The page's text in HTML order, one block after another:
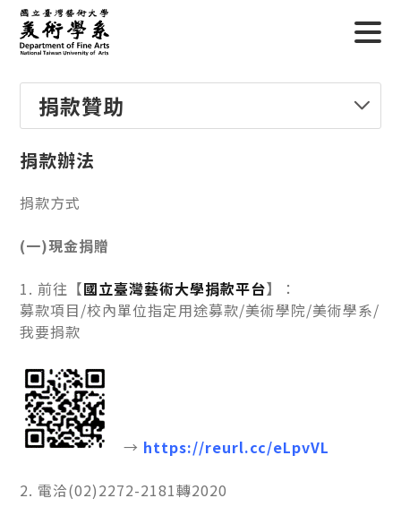
捐款贊助
捐款辦法
捐款方式
(一)現金捐贈
1. 前往【國立臺灣藝術大學捐款平台】
：
募款項目/校內單位指定用途募款/美術學院/美術學系/
我要捐款
→ https://reurl.cc/eLpvVL
2. 電洽(02)2272-2181轉2020